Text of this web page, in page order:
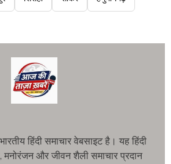
हिंदी समाचार वेबसाइट है। यह हिंदी
मनोरंजन और जीवन शैली समाचार प्रदान